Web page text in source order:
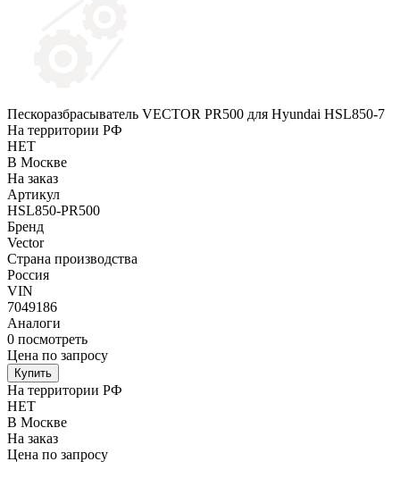
Пескоразбрасыватель VECTOR PR500 для Hyundai HSL850-7
На территории РФ
НЕТ
В Москве
На заказ
Артикул
HSL850-PR500
Бренд
Vector
Страна производства
Россия
VIN
7049186
Аналоги
0 посмотреть
Цена по запросу
Купить
На территории РФ
НЕТ
В Москве
На заказ
Цена по запросу